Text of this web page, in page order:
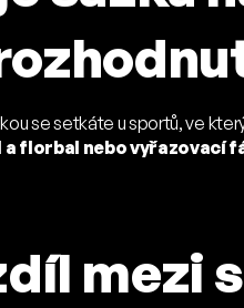
se setkáte u sportů, ve
a florbal nebo vyřazovací
mezi